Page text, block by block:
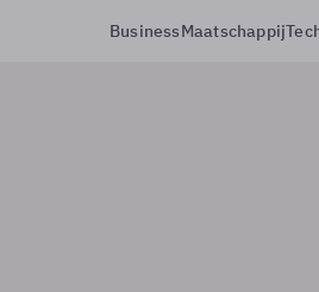
BusinessMaatschappij